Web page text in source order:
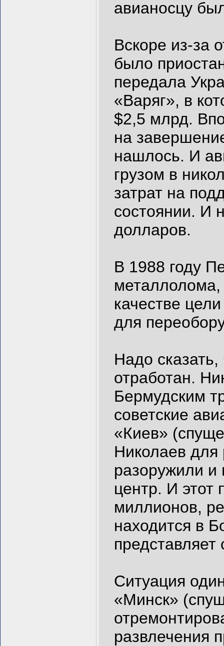
авианосцу
Вскоре из-за
было
передала
«Варяг», в
$2,5 млрд.
на
нашлось. И
грузом в
затрат на
состоянии. И
долларов.
В 1988 году
качестве
для
Надо
отработан.
Бермудским
советские
«Киев»
Николаев для
разоружили и
центр. И этот
миллионов,
находится в
Ситуация
«Минск»
развлечения